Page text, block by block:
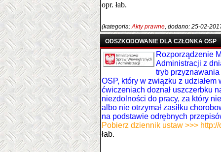
opr. łab.
(kategoria:Akty prawne, dodano: 25-02-
ODSZKODOWANIE DLA CZŁONKA OSP
Rozporządzenie
Administracji z
tryb
OSP, który w związku z
ćwiczeniach doznał uszczerbku
niezdolności do pracy, za który
albo nie otrzymał zasiłku
na podstawie odrębnych
Pobierz dziennik ustaw >>>
łab.